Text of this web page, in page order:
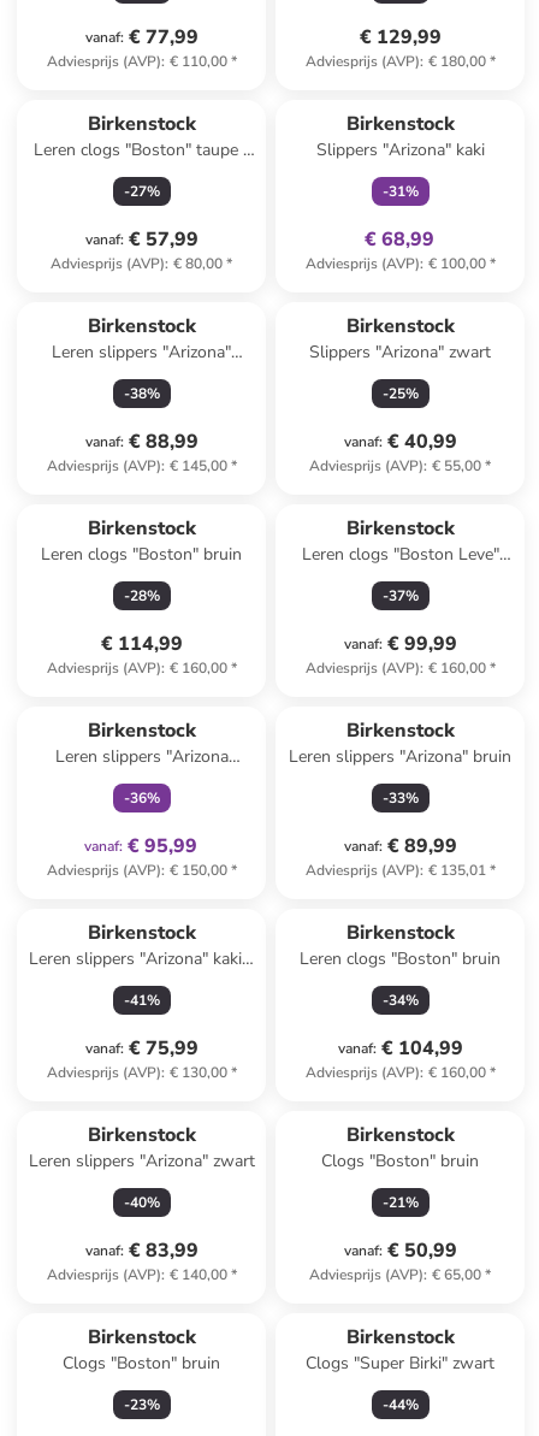
vanaf: € 77,99
Adviesprijs (AVP): € 110,00*
€ 129,99
Adviesprijs (AVP): € 180,00*
Birkenstock
Leren clogs "Boston" taupe -
wijdte S
-27%
vanaf: € 57,99
Adviesprijs (AVP): € 80,00*
Birkenstock
Slippers "Arizona" kaki
-31%
€ 68,99
Adviesprijs (AVP): € 100,00*
Birkenstock
Leren slippers "Arizona"
lichtbruin
-38%
vanaf: € 88,99
Adviesprijs (AVP): € 145,00*
Birkenstock
Slippers "Arizona" zwart
-25%
vanaf: € 40,99
Adviesprijs (AVP): € 55,00*
Birkenstock
Leren clogs "Boston" bruin
-28%
€ 114,99
Adviesprijs (AVP): € 160,00*
Birkenstock
Leren clogs "Boston Leve"
kaki
-37%
vanaf: € 99,99
Adviesprijs (AVP): € 160,00*
Birkenstock
Leren slippers "Arizona
Adventure" zwart
-36%
vanaf: € 95,99
Adviesprijs (AVP): € 150,00*
Birkenstock
Leren slippers "Arizona" bruin
-33%
vanaf: € 89,99
Adviesprijs (AVP): € 135,01*
Birkenstock
Leren slippers "Arizona" kaki -
wijdte S
-41%
vanaf: € 75,99
Adviesprijs (AVP): € 130,00*
Birkenstock
Leren clogs "Boston" bruin
-34%
vanaf: € 104,99
Adviesprijs (AVP): € 160,00*
Birkenstock
Leren slippers "Arizona" zwart
-40%
vanaf: € 83,99
Adviesprijs (AVP): € 140,00*
Birkenstock
Clogs "Boston" bruin
-21%
vanaf: € 50,99
Adviesprijs (AVP): € 65,00*
Birkenstock
Clogs "Boston" bruin
-23%
Birkenstock
Clogs "Super Birki" zwart
-44%